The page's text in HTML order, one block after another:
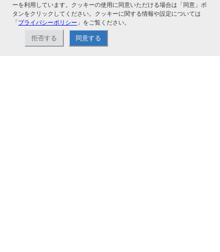
ーを利用しています。クッキーの使用に同意いただける場合は「同意」ボ
タンをクリックしてください。クッキーに関する情報や設定については
「プライバシーポリシー 」をご覧ください。
拒否する 同意する